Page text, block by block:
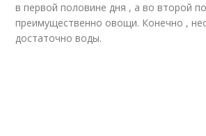
в первой половине дня , а во второй
преимущественно овощи. Конечно ,
достаточно воды.